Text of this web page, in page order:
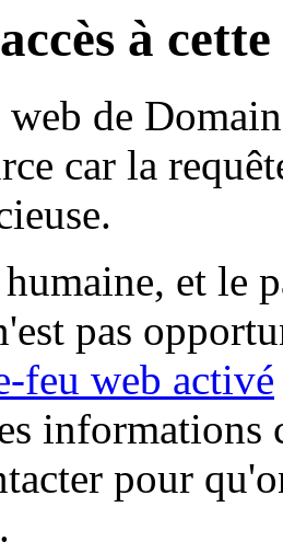
à
de
car la
et le
pas
feu web activé
informations
pour